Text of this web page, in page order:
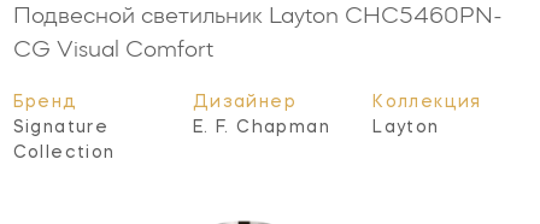
Подвесной светильник Layton CHC5460PN-
CG Visual Comfort
Бренд
Signature
Collection
Дизайнер
E. F. Chapman
Коллекция
Layton